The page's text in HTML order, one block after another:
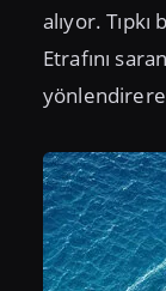
alıyor.
Etrafını